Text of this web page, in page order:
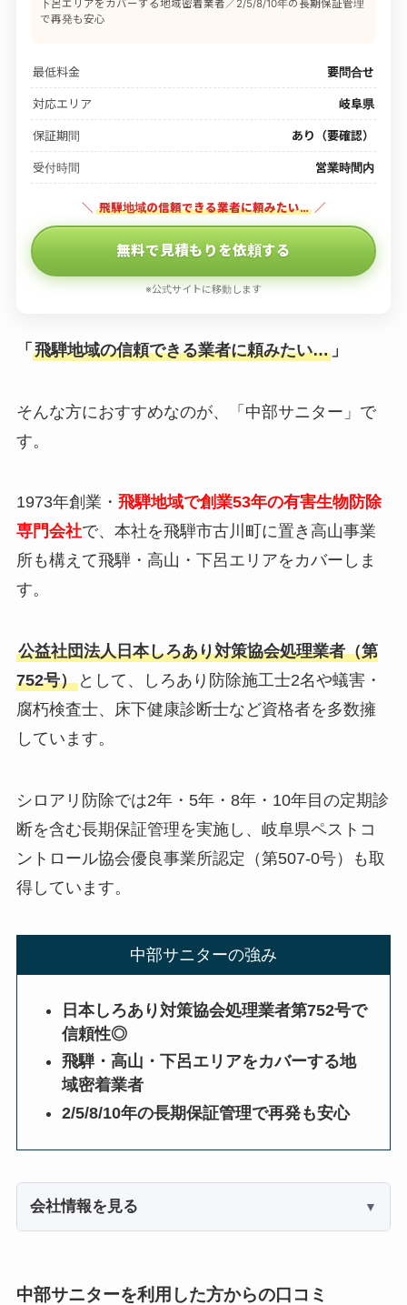
下呂エリアをカバーする地域密着業者／2/5/8/10年の長期保証管理
で再発も安心
最低料金 要問合せ
対応エリア 岐阜県
保証期間 あり（要確認）
受付時間 営業時間内
＼ 飛騨地域の信頼できる業者に頼みたい… ／
無料で見積もりを依頼する
※公式サイトに移動します
「 飛騨地域の信頼できる業者に頼みたい…」
そんな方におすすめなのが、「中部サニター」で
す。
1973年創業・ 飛騨地域で創業53年の有害生物防除
専門会社で、本社を飛騨市古川町に置き高山事業
所も構えて飛騨・高山・下呂エリアをカバーしま
す。
公益社団法人日本しろあり対策協会処理業者（第
752号）として、しろあり防除施工士2名や蟻害・
腐朽検査士、床下健康診断士など資格者を多数擁
しています。
シロアリ防除では2年・5年・8年・10年目の定期診
断を含む長期保証管理を実施し、岐阜県ペストコ
ントロール協会優良事業所認定（第507-0号）も取
得しています。
中部サニターの強み
日本しろあり対策協会処理業者第752号で
信頼性◎
飛騨・高山・下呂エリアをカバーする地
域密着業者
2/5/8/10年の長期保証管理で再発も安心
会社情報を見る
中部サニターを利用した方からの口コミ